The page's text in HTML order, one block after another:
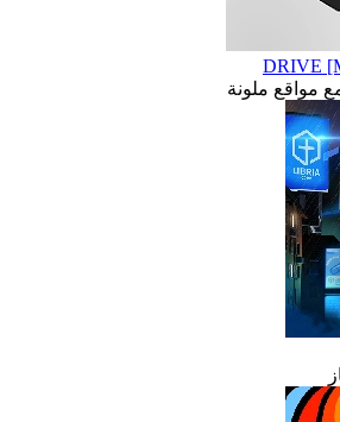
مواقع ملونة